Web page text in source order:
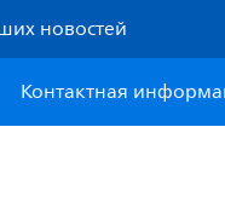
новостей
Контактная